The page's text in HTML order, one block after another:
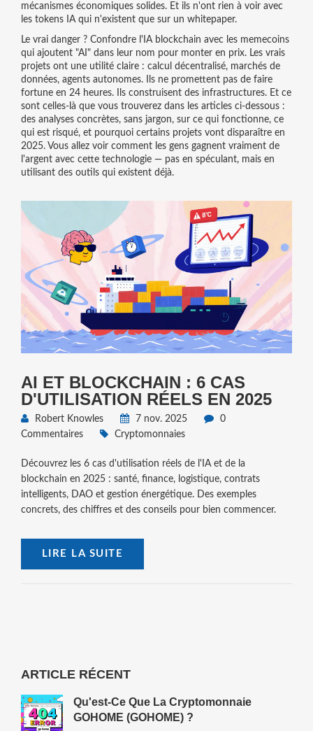
mécanismes économiques solides. Et ils n'ont rien à voir avec
les tokens IA qui n'existent que sur un whitepaper.
Le vrai danger ? Confondre l'IA blockchain avec les memecoins
qui ajoutent "AI" dans leur nom pour monter en prix. Les vrais
projets ont une utilité claire : calcul décentralisé, marchés de
données, agents autonomes. Ils ne promettent pas de faire
fortune en 24 heures. Ils construisent des infrastructures. Et ce
sont celles-là que vous trouverez dans les articles ci-dessous :
des analyses concrètes, sans jargon, sur ce qui fonctionne, ce
qui est risqué, et pourquoi certains projets vont disparaître en
2025. Vous allez voir comment les gens gagnent vraiment de
l'argent avec cette technologie — pas en spéculant, mais en
utilisant des outils qui existent déjà.
AI ET BLOCKCHAIN : 6 CAS
D'UTILISATION RÉELS EN 2025
Robert Knowles 7 nov. 2025
0
Commentaires
Cryptomonnaies
Découvrez les 6 cas d'utilisation réels de l'IA et de la
blockchain en 2025 : santé, finance, logistique, contrats
intelligents, DAO et gestion énergétique. Des exemples
concrets, des chiffres et des conseils pour bien commencer.
LIRE LA SUITE
ARTICLE RÉCENT
Qu'est-Ce Que La Cryptomonnaie
GOHOME (GOHOME) ?